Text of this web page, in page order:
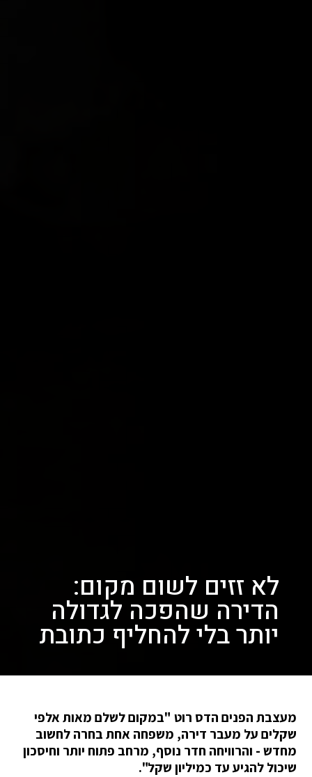
לא זזים לשום מקום:
הדירה שהפכה לגדולה
יותר בלי להחליף כתובת
מעצבת הפנים הדס רוט "במקום לשלם מאות אלפי
שקלים על מעבר דירה, משפחה אחת בחרה לחשוב
מחדש - והרוויחה חדר נוסף, מרחב פתוח יותר וחיסכון
שיכול להגיע עד כמיליון שקל".